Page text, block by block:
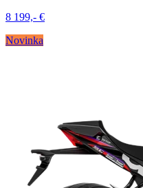
8 199,- €
Novinka